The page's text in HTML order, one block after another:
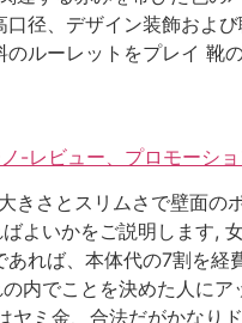
径、デザイン装飾およ
ルーレットをプレイ 靴
-レビュー、プロモーシ
きさとスリムさで壁面
よいかをご説明します,
れば、本体代の7割を
内でことを決めた人に
ミ金、合法だがかなり